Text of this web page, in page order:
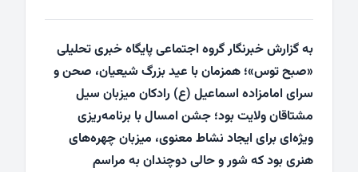
به گزارش خبرنگار گروه اجتماعی پایگاه خبری تحلیلی
«صبح توس»؛ همزمان با عید بزرگ شیعیان، صحن و
سرای امامزاده اسماعیل (ع) رادکان میزبان سیل
مشتاقان ولایت بود؛ جشن امسال با برنامه‌ریزی
ویژه‌ای برای ایجاد نشاط معنوی، میزبان چهره‌های
هنری بود که شور و حالی دوچندان به مراسم